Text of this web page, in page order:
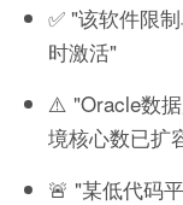
✅ "该软件限
时激活"
⚠️ "Oracle数
境核心数已扩
🚨 "某低代码